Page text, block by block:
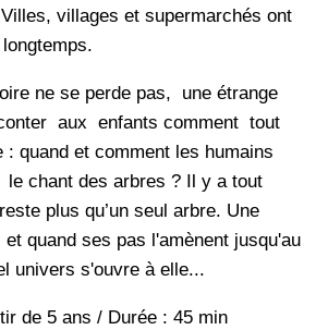
villages et supermarchés ont
ne se perde pas, une étrange
aux enfants comment tout
quand et comment les humains
chant des arbres ? Il y a tout
plus qu’un seul arbre. Une
quand ses pas l'amènent jusqu'au
univers s'ouvre à elle...
de 5 ans / Durée : 45 min